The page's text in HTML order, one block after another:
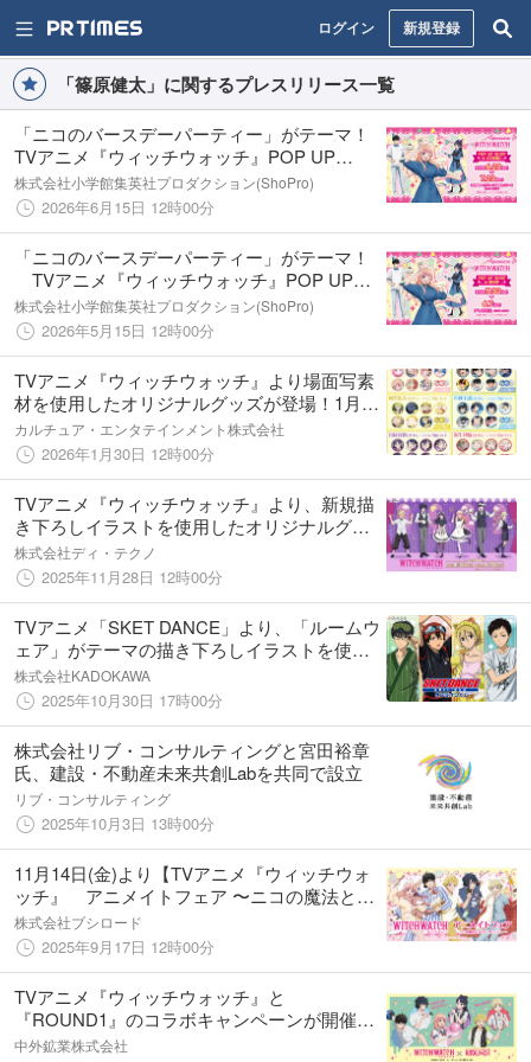
ログイン 新規登録
「篠原健太」に関するプレスリリース一覧
「ニコのバースデーパーティー」がテーマ！
TVアニメ『ウィッチウォッチ』POP UP
SHOP in未来屋書店（ShoPro Mall 出張所）
が、6月20日（土）より新潟亀田インター店で
開催決定！
株式会社小学館集英社プロダクション(ShoPro)
2026年6月15日 12時00分
「ニコのバースデーパーティー」がテーマ！
TVアニメ『ウィッチウォッチ』POP UP
SHOP in阿倍野（ShoPro Mall 出張所）が5月
30日（土）より大阪初開催！
株式会社小学館集英社プロダクション(ShoPro)
2026年5月15日 12時00分
TVアニメ『ウィッチウォッチ』より場面写素
材を使用したオリジナルグッズが登場！1月30
日（金）より予約受付開始！
カルチュア・エンタテインメント株式会社
2026年1月30日 12時00分
TVアニメ『ウィッチウォッチ』より、新規描
き下ろしイラストを使用したオリジナルグッ
ズが発売決定！
株式会社ディ・テクノ
2025年11月28日 12時00分
TVアニメ「SKET DANCE」より、「ルームウ
ェア」がテーマの描き下ろしイラストを使用
したオンラインくじが登場！ かわいいイラス
トを使用した豪華賞品が盛りだくさん!!
株式会社KADOKAWA
2025年10月30日 17時00分
株式会社リブ・コンサルティングと宮田裕章
氏、建設・不動産未来共創Labを共同で設立
リブ・コンサルティング
2025年10月3日 13時00分
11月14日(金)より【TVアニメ『ウィッチウォ
ッチ』 アニメイトフェア 〜ニコの魔法とパ
ジャマパーティー〜】の開催が決定！
株式会社ブシロード
2025年9月17日 12時00分
TVアニメ『ウィッチウォッチ』と
『ROUND1』のコラボキャンペーンが開催！
ボウリングなどを楽しむニコたち6人の新規描
中外鉱業株式会社